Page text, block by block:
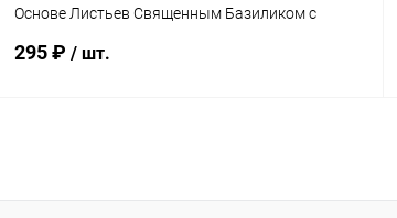
Основе Листьев Священным Базиликом с
295 ₽ / шт.
Купить в 1 клик Сравнение